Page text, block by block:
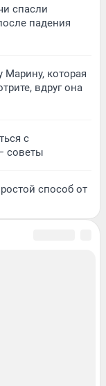
спасли
падения
которая
вдруг она
с
советы
способ от